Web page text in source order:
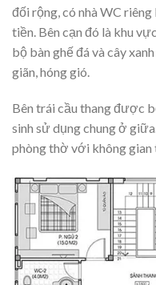
đối rộng, có nhà WC
tiền. Bên cạn đó là khu
bộ bàn ghế đá và cây
giãn, hóng gió.
Bên trái cầu thang được
sinh sử dụng chung ở
phòng thờ với không